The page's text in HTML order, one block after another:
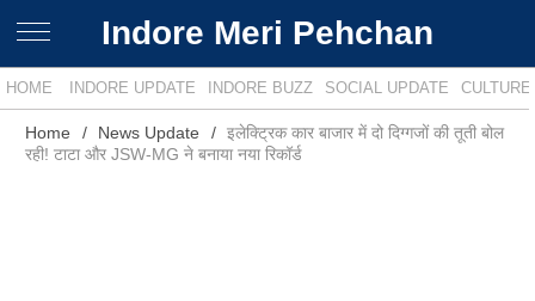
Indore Meri Pehchan
HOME INDORE UPDATE INDORE BUZZ SOCIAL UPDATE
Home News Update
इलेक्ट्रिक कार बाजार में दो दिग्गजों की तूती बोल
रही! टाटा और JSW-MG ने बनाया नया रिकॉर्ड